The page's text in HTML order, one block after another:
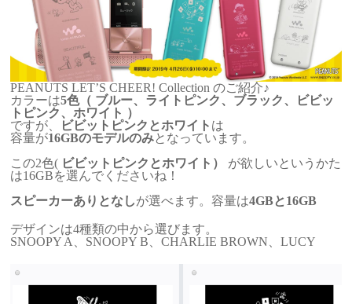
PEANUTS LET’S CHEER! Collection のご紹介♪
カラーは5色（ ブルー、ライトピンク、ブラック、ビビッ
トピンク、ホワイト ）
ですが、
ビビットピンクとホワイト は
容量が16GBのモデルのみとなっています。
この2色( ビビットピンクとホワイト）
が欲しいというかた
は16GBを選んでくださいね！
スピーカーありとなしが選べます。容量は4GBと16GB
デザインは4種類の中から選びます。
SNOOPY A、SNOOPY B、CHARLIE BROWN、LUCY